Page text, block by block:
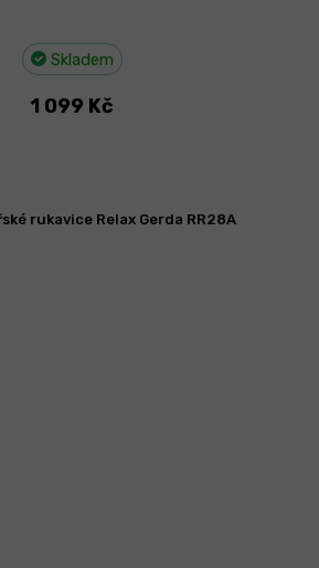
Skladem
1 099 Kč
rukavice Relax Gerda RR28A